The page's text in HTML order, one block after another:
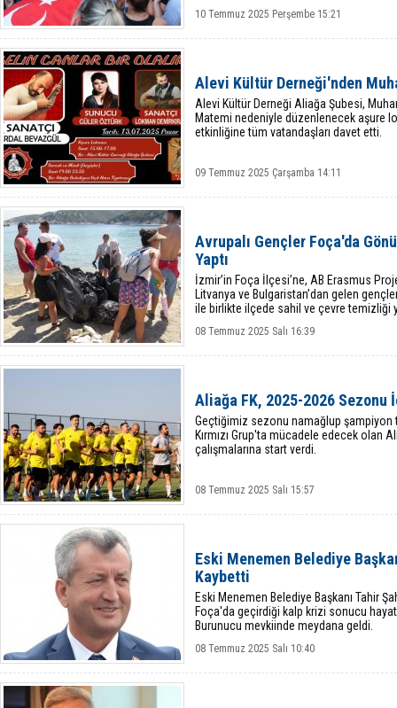
10 Temmuz 2025 Perşembe 15:21
Alevi Kültür Derneği'nden
Alevi Kültür Derneği Aliağa Şubesi,
Matemi nedeniyle düzenlenecek aşure
etkinliğine tüm vatandaşları davet etti.
09 Temmuz 2025 Çarşamba 14:11
Avrupalı Gençler Foça'da
Yaptı
İzmir’in Foça İlçesi’ne, AB Erasmus
Litvanya ve Bulgaristan’dan gelen
ile birlikte ilçede sahil ve çevre temizliği
08 Temmuz 2025 Salı 16:39
Aliağa FK, 2025-2026 Sezonu
Geçtiğimiz sezonu namağlup şampiyon
Kırmızı Grup'ta mücadele edecek olan
çalışmalarına start verdi.
08 Temmuz 2025 Salı 15:57
Eski Menemen Belediye
Kaybetti
Eski Menemen Belediye Başkanı Tahir
Foça'da geçirdiği kalp krizi sonucu
Burunucu mevkiinde meydana geldi.
08 Temmuz 2025 Salı 10:40